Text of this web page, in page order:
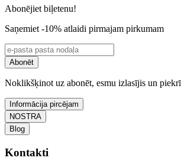
Abonējiet biļetenu!
Saņemiet -10% atlaidi pirmajam pirkumam
Abonēt
Noklikšķinot uz abonēt, esmu izlasījis un
Informācija pircējam
NOSTRA
Blog
Kontakti